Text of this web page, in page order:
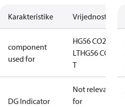
Karakteristike Vrijednost
component
used for
HG56 CO2
LTHG56 CO2
T
DG Indicator
Not relevant
for